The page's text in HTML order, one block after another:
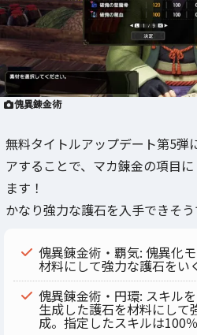
傀異錬金術
無料タイトルアップデート第5弾
アすることで、マカ錬金の項目
ます！
かなり強力な護石を入手できそ
傀異錬金術・覇気: 傀異化
材料にして強力な護石をい
傀異錬金術・円環: スキル
生成した護石を材料にして
成。指定したスキルは100